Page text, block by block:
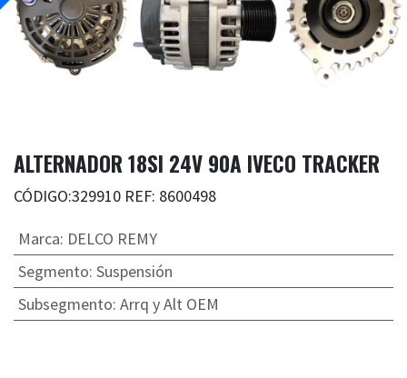
ALTERNADOR 18SI 24V 90A IVECO TRACKER
CÓDIGO:329910 REF: 8600498
Marca: DELCO REMY
Segmento: Suspensión
Subsegmento: Arrq y Alt OEM